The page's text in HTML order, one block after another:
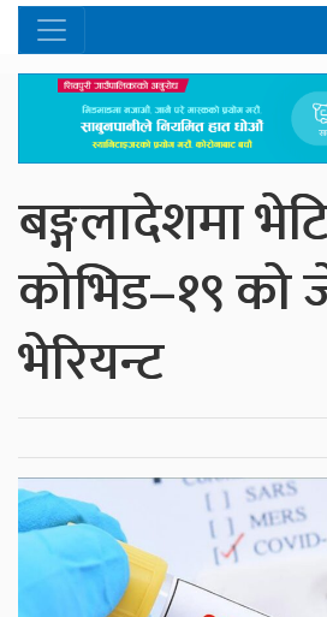
बङ्गलादेशमा
कोभिड–१९ को
भेरियन्ट